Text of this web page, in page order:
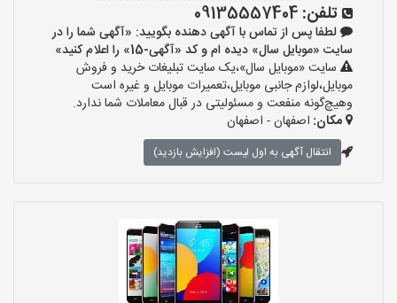
تلفن: 09135557404
لطفا پس از تماس با آگهی دهنده بگویید: «آگهی شما را در
سایت «موبایل سال» دیده ام و کد «آگهی-15» را اعلام کنید»
سایت «موبایل سال»،یک سایت تبلیغات خرید و فروش
موبایل،لوازم جانبی موبایل،تعمیرات موبایل و غیره است
وهیچ‌گونه منفعت و مسئولیتی در قبال معاملات شما ندارد.
مکان: اصفهان - اصفهان
انتقال آگهی به اول لیست (افزایش بازدید)